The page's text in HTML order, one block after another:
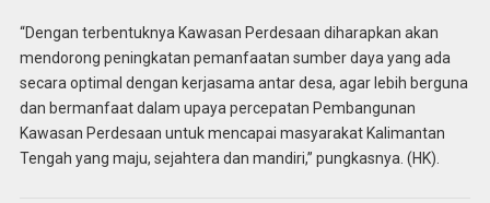
“Dengan terbentuknya Kawasan Perdesaan diharapkan akan
mendorong peningkatan pemanfaatan sumber daya yang ada
secara optimal dengan kerjasama antar desa, agar lebih berguna
dan bermanfaat dalam upaya percepatan Pembangunan
Kawasan Perdesaan untuk mencapai masyarakat Kalimantan
Tengah yang maju, sejahtera dan mandiri,” pungkasnya. (HK).